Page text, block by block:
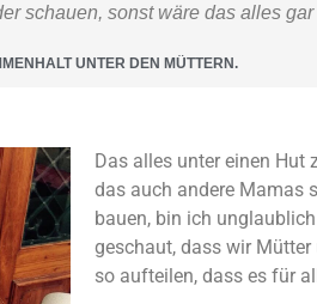
schauen, sonst wäre das alles
UNTER DEN MÜTTERN.
Das alles unter einen Hut
das auch andere Mamas
bauen, bin ich
geschaut, dass wir
so aufteilen, dass es für